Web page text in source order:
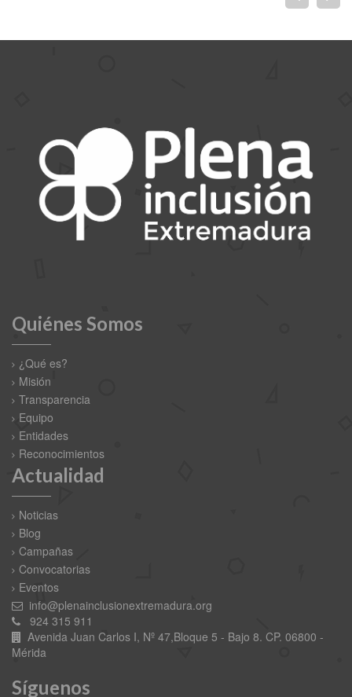
Quiénes Somos
¿Qué es?
Misión
Transparencia
Equipo
Entidades
Reconocimientos
Actualidad
Noticias
Blog
Campañas
Convocatorias
Eventos
info@plenainclusionextremadura.org
924 315 911
Avenida Juan Carlos I, Nº 47,Bloque 5 - Bajo 8. CP. 06800 -
Mérida
Síguenos